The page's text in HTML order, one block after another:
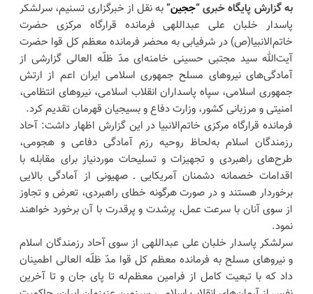
به گزارش پایگاه خبری “ججین”به نقل از خبرگزاری تسنیم، سرلشکر
پاسدار خلبان علی عبداللهی فرمانده قرارگاه مرکزی حضرت
خاتم‌الانبیا(ص) در شرفیابی به محضر فرمانده معظم کل قوا حضرت
آیت‌الله سید مجتبی حسینی خامنه‌ای مدّ ظلّه العالی گزارشی از
آمادگی‌های نیروهای مسلح جمهوری اسلامی ایران اعم از ارتش
جمهوری اسلامی، سپاه پاسداران انقلاب اسلامی، نیروهای انتظامی،
امنیتی و مرزبانی کشور، وزارت دفاع و بسیجیان قهرمان تقدیم کرد.
فرمانده قرارگاه مرکزی خاتم‌الانبیا در این گزارش اظهار داشت: آحاد
رزمندگان اسلام به‌لحاظ روحیه رزم آمادگی دفاعی و هجومی،
طرح‌های راهبردی و تجهیزات و تسلیحات موردنیاز برای مقابله با
اقدامات خصمانه دشمنان آمریکایی ـ صهیونی از آمادگی بالایی
برخوردار هستند و در صورت هرگونه خطای راهبردی، تعرض و تجاوز
از سوی آنان با سرعت عمل، پرشدت و پرقدرت با آن برخورد خواهند
نمود.
سرلشکر پاسدار خلبان علی عبداللهی از سوی آحاد رزمندگان اسلام
و نیروهای مسلح به فرمانده معظم کل قوا مدّ ظلّه العالی اطمینان
داد که با تبعیت کامل از فرامین معظم‌له تا پای جان و تا آخرین